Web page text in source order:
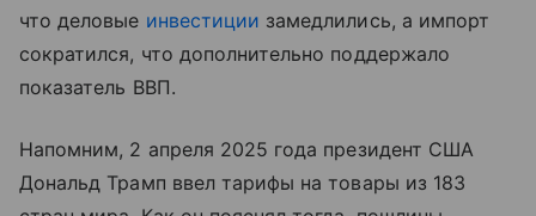
что деловые инвестиции замедлились, а импорт
сократился, что дополнительно поддержало
показатель ВВП.
Напомним, 2 апреля 2025 года президент США
Дональд Трамп ввел тарифы на товары из 183